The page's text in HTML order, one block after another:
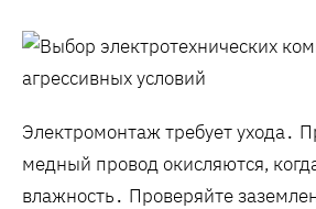
Электромонтаж требует ухода․
медный провод окисляются,
влажность․ Проверяйте